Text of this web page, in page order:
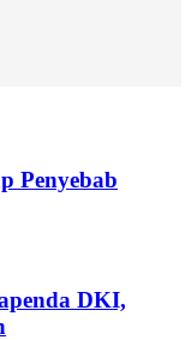
Penyebab
DKI,